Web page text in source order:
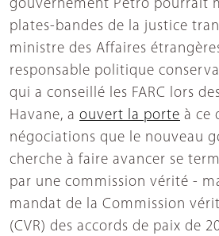
gouvernement Petro pourrait
plates-bandes de la justice
ministre des Affaires
responsable politique
qui a conseillé les FARC lors
Havane, a ouvert la porte à ce
négociations que le nouveau
cherche à faire avancer se
par une commission vérité -
mandat de la Commission
(CVR) des accords de paix de